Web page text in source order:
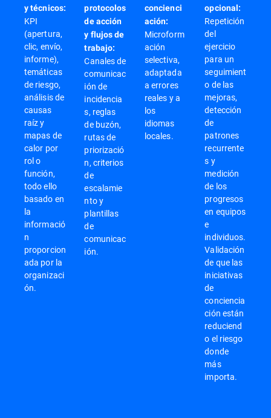
y técnicos:
KPI
(apertura,
clic, envío,
informe),
temáticas
de riesgo,
análisis de
causas
raíz y
mapas de
calor por
rol o
función,
todo ello
basado en
la
informació
n
proporcion
ada por la
organizaci
ón.
protocolos
de acción
y flujos de
trabajo:
Canales de
comunicac
ión de
incidencia
s, reglas
de buzón,
rutas de
priorizació
n, criterios
de
escalamie
nto y
plantillas
de
comunicac
ión.
concienci
ación:
Microform
ación
selectiva,
adaptada
a errores
reales y a
los
idiomas
locales.
opcional:
Repetición
del
ejercicio
para un
seguimient
o de las
mejoras,
detección
de
patrones
recurrente
s y
medición
de los
progresos
en equipos
e
individuos.
Validación
de que las
iniciativas
de
conciencia
ción están
reduciend
o el riesgo
donde
más
importa.